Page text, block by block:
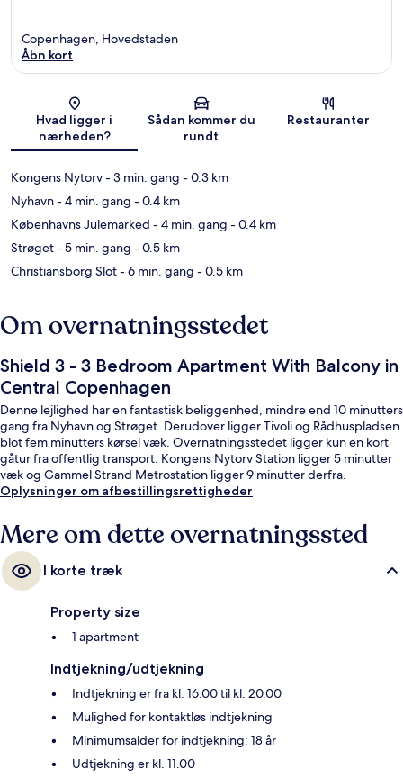
Kort
Copenhagen, Hovedstaden
Åbn kort
Hvad ligger i
nærheden?
Sådan kommer du
rundt
Restauranter
Kongens Nytorv- 3 min. gang - 0.3 km
Nyhavn- 4 min. gang - 0.4 km
Københavns Julemarked - 4 min. gang - 0.4 km
Strøget- 5 min. gang - 0.5 km
Christiansborg Slot- 6 min. gang - 0.5 km
Om overnatningsstedet
Shield 3 - 3 Bedroom Apartment With Balcony in
Central Copenhagen
Denne lejlighed har en fantastisk beliggenhed, mindre end 10 minutters
gang fra Nyhavn og Strøget. Derudover ligger Tivoli og Rådhuspladsen
blot fem minutters kørsel væk. Overnatningsstedet ligger kun en kort
gåtur fra offentlig transport: Kongens Nytorv Station ligger 5 minutter
væk og Gammel Strand Metrostation ligger 9 minutter derfra.
Oplysninger om afbestillingsrettigheder
Mere om dette overnatningssted
I korte træk
Property size
1 apartment
Indtjekning/udtjekning
Indtjekning er fra kl. 16.00 til kl. 20.00
Mulighed for kontaktløs indtjekning
Minimumsalder for indtjekning: 18 år
Udtjekning er kl. 11.00